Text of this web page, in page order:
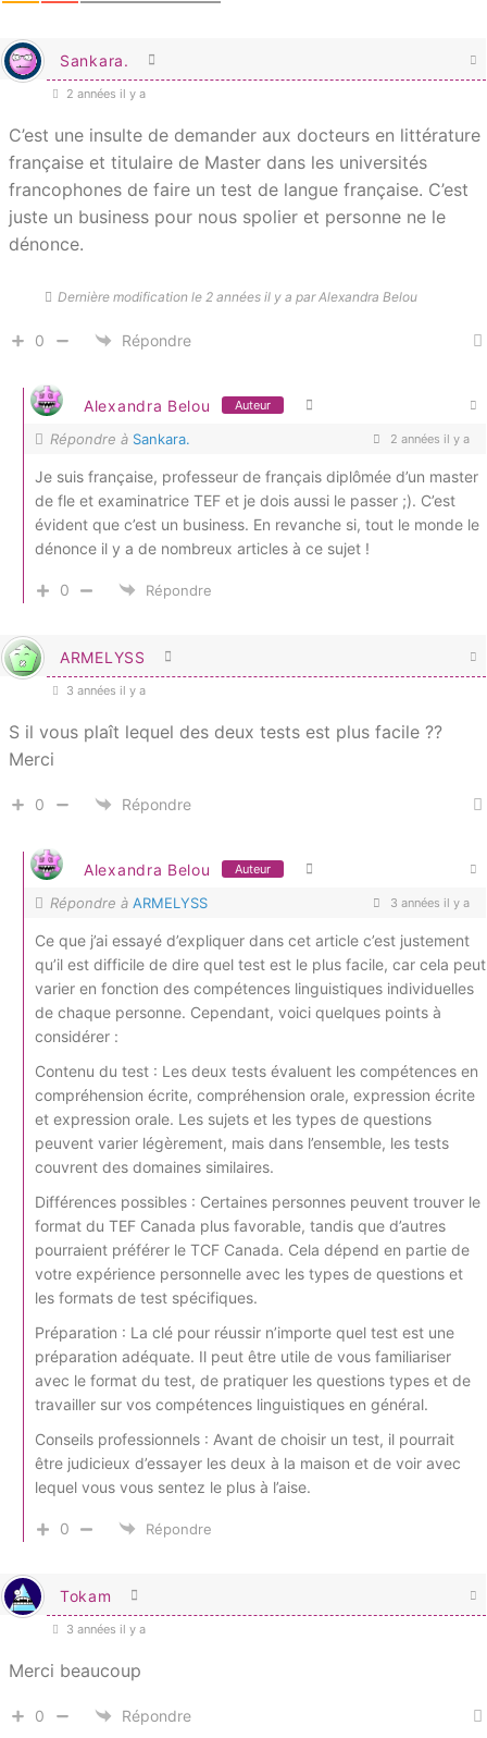
Sankara.
2 années il y a
C’est une insulte de demander aux docteurs en littérature
française et titulaire de Master dans les universités
francophones de faire un test de langue française. C’est
juste un business pour nous spolier et personne ne le
dénonce.
Dernière modification le 2 années il y a par Alexandra Belou
0 Répondre
Alexandra Belou Auteur
Répondre à Sankara. 2 années il y a
Je suis française, professeur de français diplômée d’un master
de fle et examinatrice TEF et je dois aussi le passer ;). C’est
évident que c’est un business. En revanche si, tout le monde le
dénonce il y a de nombreux articles à ce sujet !
0 Répondre
ARMELYSS
3 années il y a
S il vous plaît lequel des deux tests est plus facile ??
Merci
0 Répondre
Alexandra Belou Auteur
Répondre à ARMELYSS 3 années il y a
Ce que j’ai essayé d’expliquer dans cet article c’est justement
qu’il est difficile de dire quel test est le plus facile, car cela peut
varier en fonction des compétences linguistiques individuelles
de chaque personne. Cependant, voici quelques points à
considérer :
Contenu du test : Les deux tests évaluent les compétences en
compréhension écrite, compréhension orale, expression écrite
et expression orale. Les sujets et les types de questions
peuvent varier légèrement, mais dans l’ensemble, les tests
couvrent des domaines similaires.
Différences possibles : Certaines personnes peuvent trouver le
format du TEF Canada plus favorable, tandis que d’autres
pourraient préférer le TCF Canada. Cela dépend en partie de
votre expérience personnelle avec les types de questions et
les formats de test spécifiques.
Préparation : La clé pour réussir n’importe quel test est une
préparation adéquate. Il peut être utile de vous familiariser
avec le format du test, de pratiquer les questions types et de
travailler sur vos compétences linguistiques en général.
Conseils professionnels : Avant de choisir un test, il pourrait
être judicieux d’essayer les deux à la maison et de voir avec
lequel vous vous sentez le plus à l’aise.
0 Répondre
Tokam
3 années il y a
Merci beaucoup
0 Répondre